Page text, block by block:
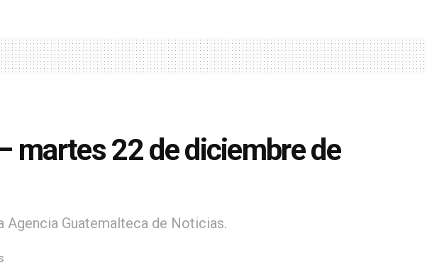
martes 22 de diciembre de
Agencia Guatemalteca de Noticias.